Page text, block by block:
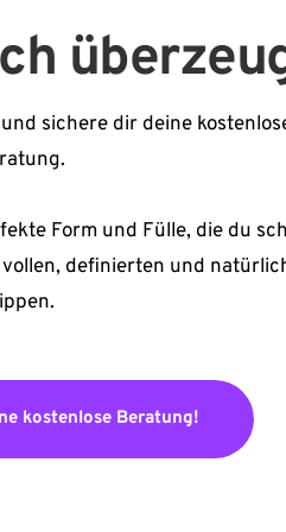
sichere dir deine
Form und Fülle, die du
definierten und
kostenlose Beratung!